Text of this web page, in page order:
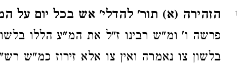
1 הזהירה (א) תור' להדלי' אש בכל יום על
פרשה ו' ומ"ש רבינו ז"ל את המ"ע הללו בלשון
בלשון צו נאמרה ואין צו אלא זירוז כמ"ש